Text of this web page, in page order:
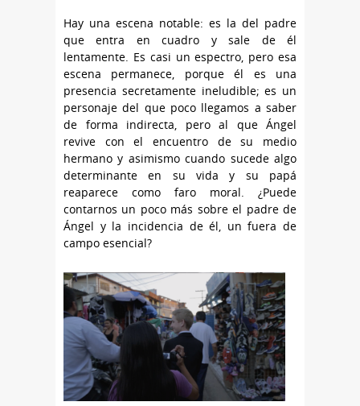
Hay una escena notable: es la del padre
que entra en cuadro y sale de él
lentamente. Es casi un espectro, pero esa
escena permanece, porque él es una
presencia secretamente ineludible; es un
personaje del que poco llegamos a saber
de forma indirecta, pero al que Ángel
revive con el encuentro de su medio
hermano y asimismo cuando sucede algo
determinante en su vida y su papá
reaparece como faro moral. ¿Puede
contarnos un poco más sobre el padre de
Ángel y la incidencia de él, un fuera de
campo esencial?